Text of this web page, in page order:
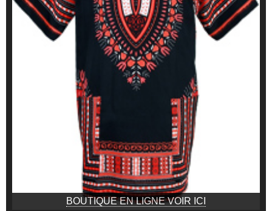
BOUTIQUE EN LIGNE VOIR ICI